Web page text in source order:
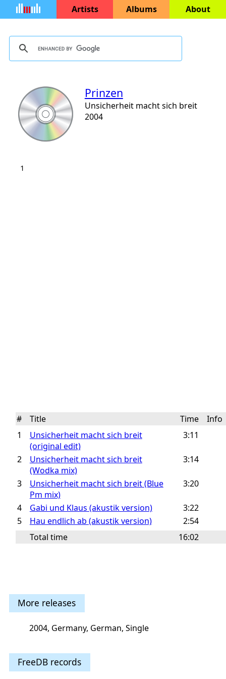
Artists Albums About
Prinzen
Unsicherheit macht sich breit
2004
1
# Title Time
Info
1
Unsicherheit macht sich breit
(original edit)
3:11
2
Unsicherheit macht sich breit
(Wodka mix)
3:14
3
Unsicherheit macht sich breit (Blue
Pm mix)
3:20
4 Gabi und Klaus (akustik version)
3:22
5
Hau endlich ab (akustik version)
2:54
Total time
16:02
More releases
2004, Germany, German, Single
FreeDB records